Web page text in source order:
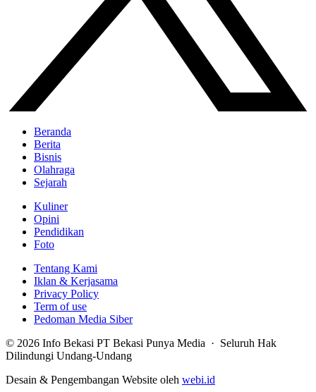
Beranda
Berita
Bisnis
Olahraga
Sejarah
Kuliner
Opini
Pendidikan
Foto
Tentang Kami
Iklan & Kerjasama
Privacy Policy
Term of use
Pedoman Media Siber
© 2026 Info Bekasi PT Bekasi Punya Media · Seluruh Hak
Dilindungi Undang-Undang
Desain & Pengembangan Website oleh webi.id